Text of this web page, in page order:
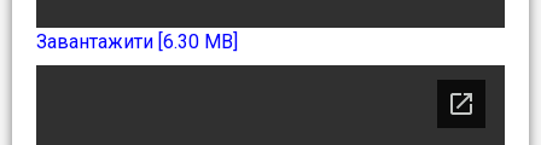
Завантажити [6.30 MB]